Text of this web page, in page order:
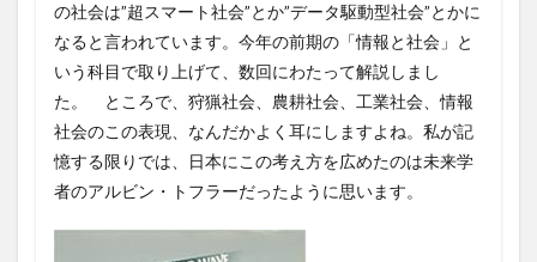
の社会は”超スマート社会”とか”データ駆動型社会”とかに
なると言われています。今年の前期の「情報と社会」と
いう科目で取り上げて、数回にわたって解説しまし
た。 ところで、狩猟社会、農耕社会、工業社会、情報
社会のこの表現、なんだかよく耳にしますよね。私が記
憶する限りでは、日本にこの考え方を広めたのは未来学
者のアルビン・トフラーだったように思います。